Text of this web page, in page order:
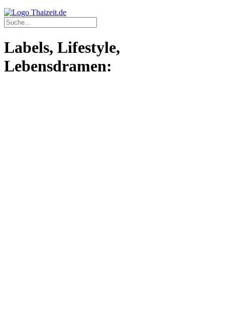
Labels, Lifestyle,
Lebensdramen: